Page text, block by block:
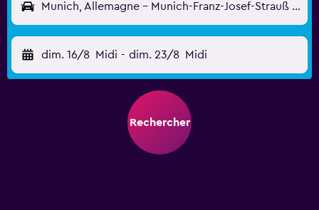
Munich, Allemagne - Munich-Franz-Josef-Strauß (MUC)
dim. 16/8 Midi - dim. 23/8 Midi
Rechercher